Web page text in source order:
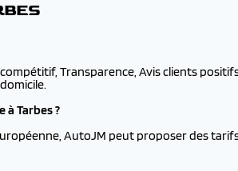
Transparence, Avis clients
Tarbes ?
AutoJM peut proposer des